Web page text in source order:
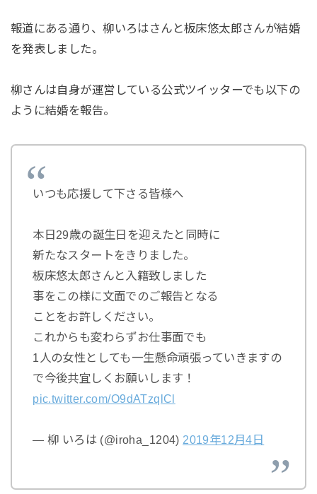
報道にある通り、柳いろはさんと板床悠太郎さんが結婚
を発表しました。
柳さんは自身が運営している公式ツイッターでも以下の
ように結婚を報告。
いつも応援して下さる皆様へ
本日29歳の誕生日を迎えたと同時に
新たなスタートをきりました。
板床悠太郎さんと入籍致しました
事をこの様に文面でのご報告となる
ことをお許しください。
これからも変わらずお仕事面でも
1人の女性としても一生懸命頑張っていきますの
で今後共宜しくお願いします！
pic.twitter.com/O9dATzqlCl
— 柳 いろは (@iroha_1204) 2019年12月4日